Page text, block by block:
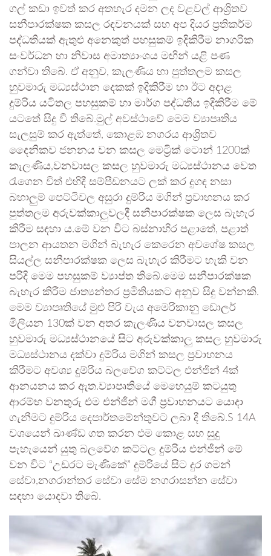
ගල් කඩා ඉවත් කර අතහැර දමන ලද වළවල් ආශ්‍රිතව
සනීපාරක්ෂක කසල රඳවනයක් සහ අප දියර ප්‍රතිකර්ම
පද්ධතියක් ඇතුළු අනෙකුත් පහසුකම් ඉදිකිරීම නාගරික
සංවර්ධන හා නිවාස අමාත්‍යාංශය මඟින් යළි පණ
ගන්වා තිබේ. ඒ අනුව, කැලණිය හා පුත්තලම කසල
හුවමාරු මධ්‍යස්ථාන දෙකක් ඉදිකිරීම හා ඊට අදාළ
දුම්රිය යටිතල පහසුකම් හා මාර්ග පද්ධතිය ඉදිකිරීම මේ
යටතේ සිදු වී තිබේ.මුල් අවස්ථාවේ මෙම ව්‍යාපෘතිය
සැලසුම් කර ඇත්තේ, කොළඹ නගරය ආශ්‍රිතව
දෛනිකව ජනනය වන කසල මෙට්‍රික් ටොන් 1200ක්
කැලණිය,වනවාසල කසල හුවමාරු මධ්‍යස්ථානය වෙත
රැගෙන විත් එහිදී සම්පීඩනයට ලක් කර දුගඳ නසා
බහාලුම් පෙට්ටිවල අසුරා දුම්රිය මගින් ප්‍රවාහනය කර
පුත්තලම අරුවක්කාලුවලදී සනීපාරක්ෂක ලෙස බැහැර
කිරීම සඳහා ය.මේ වන විට බස්නාහිර පළාතේ, පළාත්
පාලන ආයතන මගින් බැහැර කෙරෙන අවශේෂ කසල
සියල්ල සනීපාරක්ෂක ලෙස බැහැර කිරීමට හැකි වන
පරිදි මෙම පහසුකම් ව්‍යාප්ත තිබේ.මෙම සනීපාරක්ෂක
බැහැර කිරීම ජාත්‍යන්තර ප්‍රමිතියකට අනුව සිදු වන්නකි.
මෙම ව්‍යාපෘතියේ මුළු පිරි වැය අමෙරිකානු ඩොලර්
මිලියන 130ක් වන අතර කැලණිය වනවාසල කසල
හුවමාරු මධ්‍යස්ථානයේ සිට අරුවක්කාලු කසල හුවමාරු
මධ්‍යස්ථානය දක්වා දුම්රිය මගින් කසල ප්‍රවාහනය
කිරීමට අවශ්‍ය දුම්රිය බලවේග කට්ටල එන්ජින් 4ක්
ආනයනය කර ඇත.ව්‍යාපෘතියේ මෙහෙයුම් කටයුතු
ආරම්භ වනතුරු එම එන්ජින් මගී ප්‍රවාහනයට යොදා
ගැනීමට දුම්රිය දෙපාර්තමේන්තුවට ලබා දී තිබේ.S 14A
වශයෙන් ඛාණ්ඩ ගත කරන එම කොළ සහ සුදු
පැහැයෙන් යුතු බලවේග කට්ටල දුම්රිය එන්ජින් මේ
වන විට “උඩරට මැණිකේ” දුම්රියේ සිට දුර ගමන්
සේවා,නගරාන්තර සේවා සේම නගරාසන්න සේවා
සඳහා යොදවා තිබේ.